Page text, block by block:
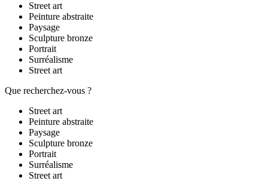
Street art
Peinture abstraite
Paysage
Sculpture bronze
Portrait
Surréalisme
Street art
Que recherchez-vous ?
Street art
Peinture abstraite
Paysage
Sculpture bronze
Portrait
Surréalisme
Street art